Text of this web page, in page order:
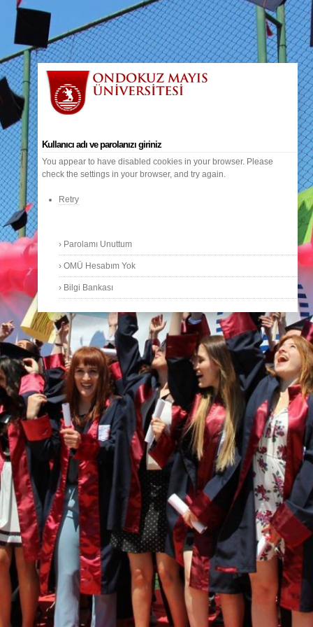
Kullanıcı adı ve parolanızı giriniz
You appear to have disabled cookies in your browser. Please
check the settings in your browser, and try again.
Retry
›Parolamı Unuttum
›OMÜ Hesabım Yok
›Bilgi Bankası